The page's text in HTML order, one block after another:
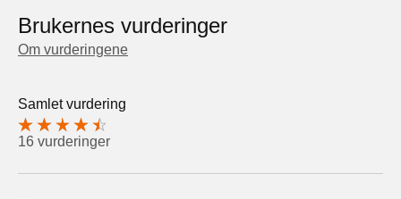
Brukernes vurderinger
Om vurderingene
Samlet vurdering
16 vurderinger